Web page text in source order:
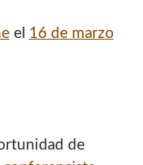
el 16 de marzo
de